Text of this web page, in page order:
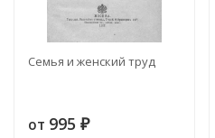
Семья и женский труд
от 995 ₽